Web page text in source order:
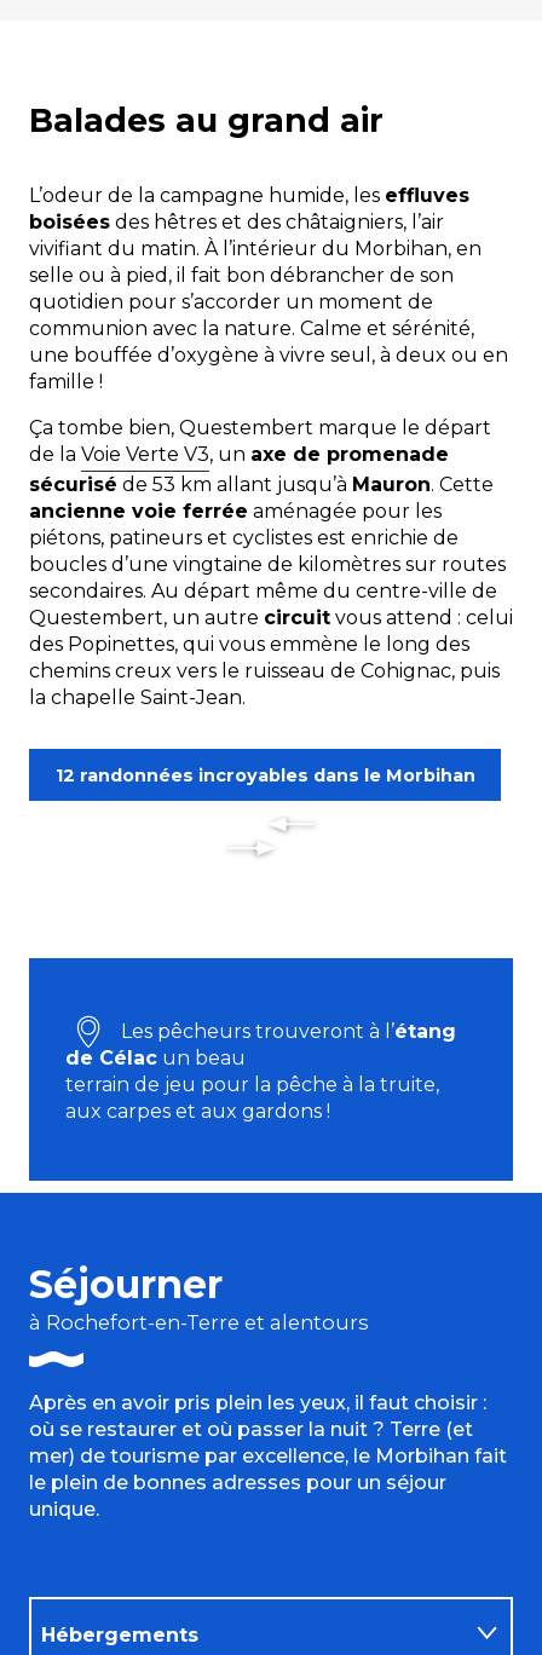
Balades au grand air
L’odeur de la campagne humide, les effluves
boisées des hêtres et des châtaigniers, l’air
vivifiant du matin. À l’intérieur du Morbihan, en
selle ou à pied, il fait bon débrancher de son
quotidien pour s’accorder un moment de
communion avec la nature. Calme et sérénité,
une bouffée d’oxygène à vivre seul, à deux ou en
famille !
Ça tombe bien, Questembert marque le départ
de la Voie Verte V3, un axe de promenade
sécurisé de 53 km allant jusqu’à Mauron. Cette
ancienne voie ferrée aménagée pour les
piétons, patineurs et cyclistes est enrichie de
boucles d’une vingtaine de kilomètres sur routes
secondaires. Au départ même du centre-ville de
Questembert, un autre circuit vous attend : celui
des Popinettes, qui vous emmène le long des
chemins creux vers le ruisseau de Cohignac, puis
la chapelle Saint-Jean.
12 randonnées incroyables dans le Morbihan
Les pêcheurs trouveront à l’étang
de Célac un beau
terrain de jeu pour la pêche à la truite,
aux carpes et aux gardons !
Séjourner
à Rochefort-en-Terre et alentours
Après en avoir pris plein les yeux, il faut choisir :
où se restaurer et où passer la nuit ? Terre (et
mer) de tourisme par excellence, le Morbihan fait
le plein de bonnes adresses pour un séjour
unique.
Hébergements